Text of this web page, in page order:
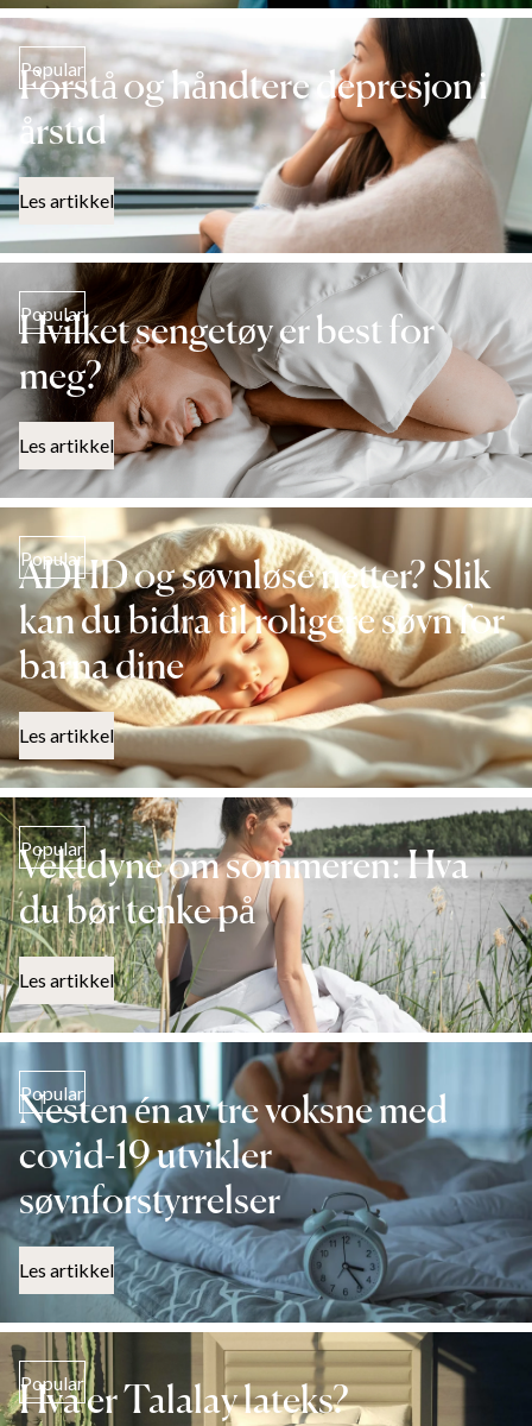
Popular
Forstå og håndtere depresjon i
årstid
Les artikkel
Popular
Hvilket sengetøy er best for
meg?
Les artikkel
Popular
ADHD og søvnløse netter? Slik
kan du bidra til roligere søvn for
barna dine
Les artikkel
Popular
Vektdyne om sommeren: Hva
du bør tenke på
Les artikkel
Popular
Nesten én av tre voksne med
covid-19 utvikler
søvnforstyrrelser
Les artikkel
Popular
Hva er Talalay lateks?